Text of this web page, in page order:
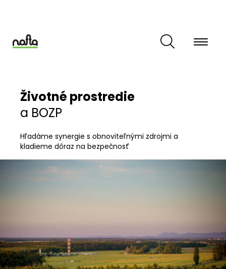
hlavný
Životné prostredie
a BOZP
Hľadáme synergie s obnoviteľnými zdrojmi a
kladieme dôraz na bezpečnosť